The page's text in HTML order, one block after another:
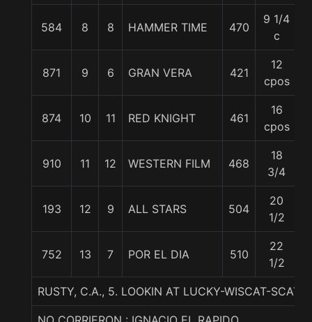
584 8 8 HAMMER TIME 470
9 1/4
c
871 9 6 GRAN VERA 421
12
cpos
874 10 11 RED KNIGHT 461
16
cpos
910 11 12 WESTERN FILM 468
18
3/4
193 12 9 ALL STARS 504
20
1/2
752 13 7 POR EL DIA 510
22
1/2
RUSTY, C.A., 5. LOOKIN AT LUCKY-WISCAT-SCAT